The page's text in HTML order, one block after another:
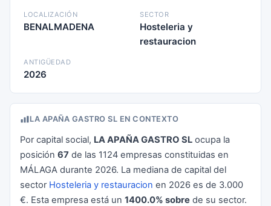
LOCALIZACIÓN
BENALMADENA
SECTOR
Hosteleria y
restauracion
ANTIGÜEDAD
2026
LA APAÑA GASTRO SL EN CONTEXTO
Por capital social, LA APAÑA GASTRO SL ocupa la
posición 67 de las 1124 empresas constituidas en
MÁLAGA durante 2026. La mediana de capital del
sector Hosteleria y restauracion en 2026 es de 3.000
€. Esta empresa está un 1400.0% sobre de su sector.